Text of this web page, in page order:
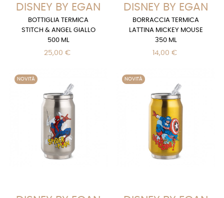
DISNEY BY EGAN
BOTTIGLIA TERMICA
STITCH & ANGEL GIALLO
500 ML
25,00 €
DISNEY BY EGAN
BORRACCIA TERMICA
LATTINA MICKEY MOUSE
350 ML
14,00 €
NOVITÀ NOVITÀ